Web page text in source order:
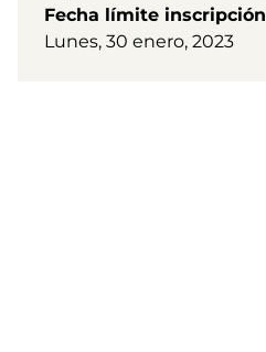
Fecha límite inscripción
Lunes, 30 enero, 2023